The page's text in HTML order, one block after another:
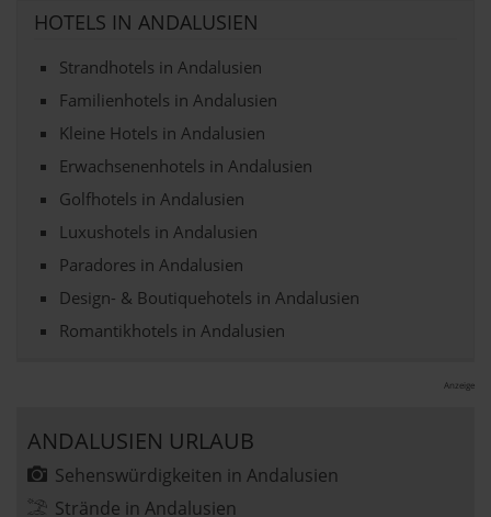
HOTELS IN ANDALUSIEN
Strandhotels in Andalusien
Familienhotels in Andalusien
Kleine Hotels in Andalusien
Erwachsenenhotels in Andalusien
Golfhotels in Andalusien
Luxushotels in Andalusien
Paradores in Andalusien
Design- & Boutiquehotels in Andalusien
Romantikhotels in Andalusien
Anzeige
ANDALUSIEN URLAUB
Sehenswürdigkeiten in Andalusien
Strände in Andalusien